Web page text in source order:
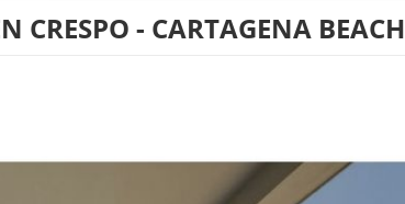
CRESPO - CARTAGENA BEACH